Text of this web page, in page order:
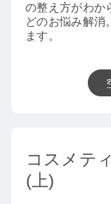
の整え方がわか
どのお悩み解消
ます。
コスメテ
(上)